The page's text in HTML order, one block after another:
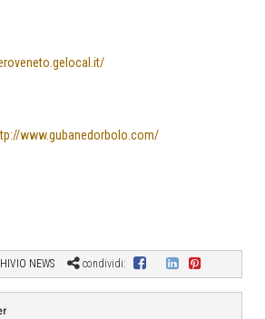
www.gubanedorbolo.com/
NEWS condividi: